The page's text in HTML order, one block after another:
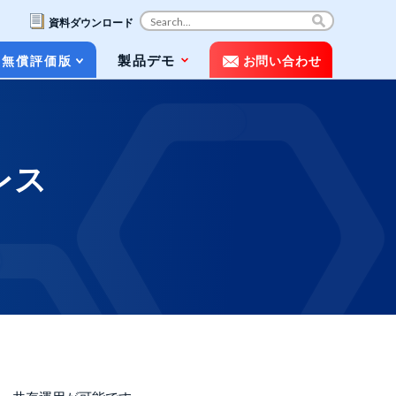
資料ダウンロード
コ
無償評価版 製品デモ お問い合わせ
ス